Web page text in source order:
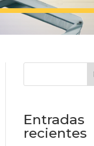
Entradas
recientes